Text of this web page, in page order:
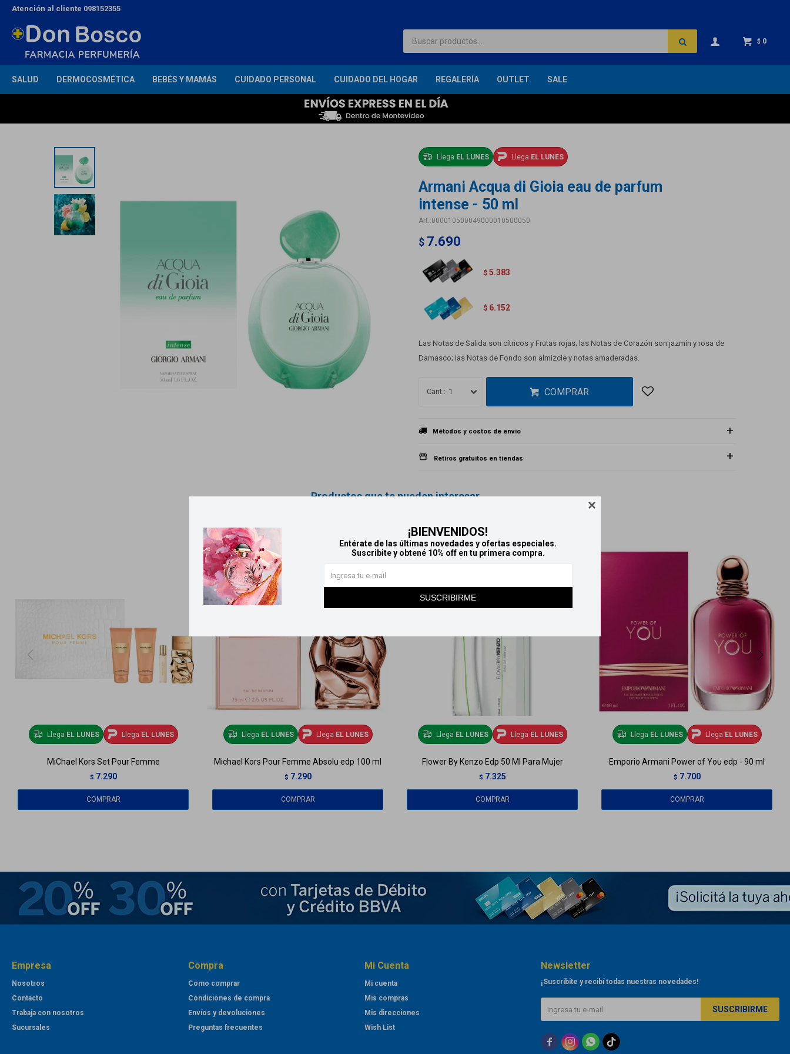

¡BIENVENIDOS!
Entérate de las últimas novedades y ofertas especiales.
Suscribite y obtené 10% off en tu primera compra.
SUSCRIBIRME
SALUD DERMOCOSMÉTICA BEBÉS Y MAMÁS CUIDADO PERSONAL CUIDADO DEL HOGAR REGALERÍA OUTLET SALE
$ 0
Atención al cliente 098152355
Llega EL LUNES Llega EL LUNES
Armani Acqua di Gioia eau de parfum
intense - 50 ml
000010500049000010500050
$ 7.690
$ 5.383
$ 6.152
Las Notas de Salida son cítricos y Frutas rojas; las Notas de Corazón son jazmín y rosa de
Damasco; las Notas de Fondo son almizcle y notas amaderadas.
1 COMPRAR
Métodos y costos de envío
Retiros gratuitos en tiendas
Productos que te pueden interesar
Llega EL LUNES Llega EL LUNES
MiChael Kors Set Pour Femme
$ 7.290
Llega EL LUNES Llega EL LUNES
Michael Kors Pour Femme Absolu edp 100 ml
$ 7.290
Llega EL LUNES Llega EL LUNES
Flower By Kenzo Edp 50 Ml Para Mujer
$ 7.325
Llega EL LUNES Llega EL LUNES
Emporio Armani Power of You edp - 90 ml
$ 7.700
Empresa
Nosotros
Contacto
Trabaja con nosotros
Sucursales
Compra
Como comprar
Condiciones de compra
Envíos y devoluciones
Preguntas frecuentes
Mi Cuenta
Mi cuenta
Mis compras
Mis direcciones
Wish List
Newsletter
¡Suscribite y recibí todas nuestras novedades!
SUSCRIBIRME
  